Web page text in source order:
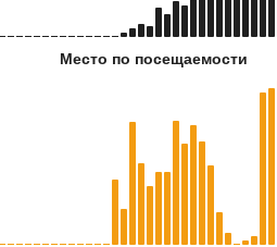
Место по посещаемости